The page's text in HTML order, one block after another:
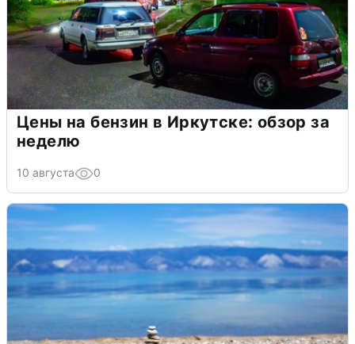
Цены на бензин в Иркутске: обзор за
неделю
10 августа 0